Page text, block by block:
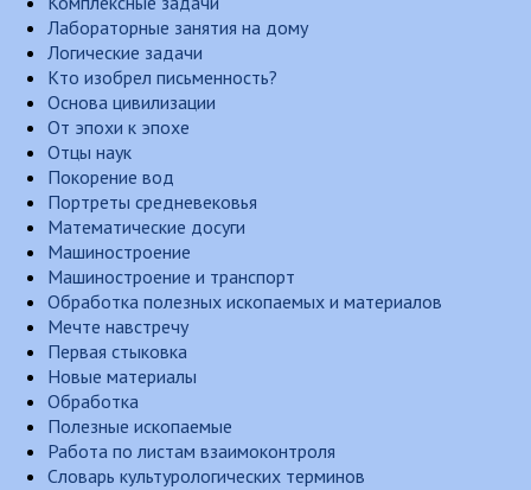
Лабораторные занятия на дому
Логические задачи
Кто изобрел письменность?
Основа цивилизации
От эпохи к эпохе
Отцы наук
Покорение вод
Портреты средневековья
Математические досуги
Машиностроение
Машиностроение и транспорт
Обработка полезных ископаемых и материалов
Мечте навстречу
Первая стыковка
Новые материалы
Обработка
Полезные ископаемые
Работа по листам взаимоконтроля
Словарь культурологических терминов